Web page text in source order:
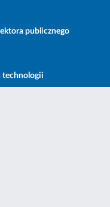
publicznego
technologii